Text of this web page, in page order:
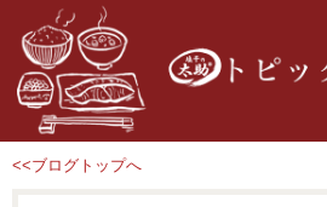
<<ブログトップへ